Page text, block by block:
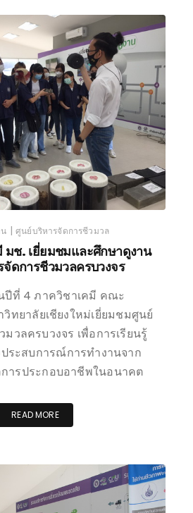
| ศูนย์บริหารจัดการชีวมวล
มช. เยี่ยมชมและศึกษาดูงาน
ดการชีวมวลครบวงจร
ปีที่ 4 ภาควิชาเคมี คณะ
ทยาลัยเชียงใหม่เยี่ยมชมศูนย์
วลครบวงจร เพื่อการเรียนรู้
ประสบการณ์การทำงานจาก
ารประกอบอาชีพในอนาคต
READ MORE